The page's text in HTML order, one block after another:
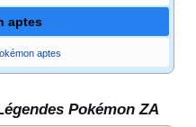
aptes
aptes
Pokémon ZA